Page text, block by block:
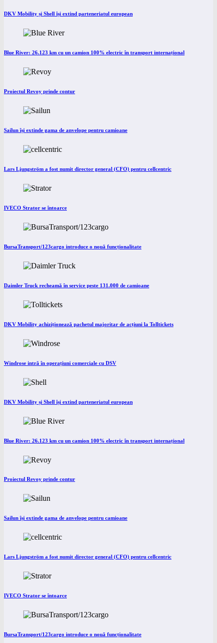
DKV Mobility și Shell își extind parteneriatul european
Blue River: 26.123 km cu un camion 100% electric în transport internațional
Proiectul Revoy prinde contur
Sailun își extinde gama de anvelope pentru camioane
Lars Ljungström a fost numit director general (CFO) pentru cellcentric
IVECO Strator se întoarce
BursaTransport/123cargo introduce o nouă funcționalitate
Daimler Truck recheamă în service peste 131.000 de camioane
DKV Mobility achiziționează pachetul majoritar de acțiuni la Tolltickets
Windrose intră în operațiuni comerciale cu DSV
DKV Mobility și Shell își extind parteneriatul european
Blue River: 26.123 km cu un camion 100% electric în transport internațional
Proiectul Revoy prinde contur
Sailun își extinde gama de anvelope pentru camioane
Lars Ljungström a fost numit director general (CFO) pentru cellcentric
IVECO Strator se întoarce
BursaTransport/123cargo introduce o nouă funcționalitate